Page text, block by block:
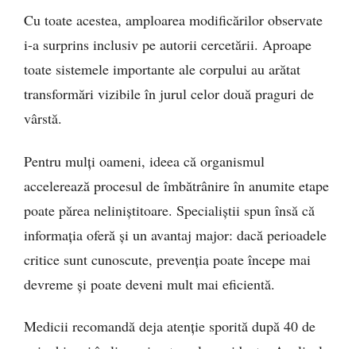
Cu toate acestea, amploarea modificărilor observate
i-a surprins inclusiv pe autorii cercetării. Aproape
toate sistemele importante ale corpului au arătat
transformări vizibile în jurul celor două praguri de
vârstă.
Pentru mulți oameni, ideea că organismul
accelerează procesul de îmbătrânire în anumite etape
poate părea neliniștitoare. Specialiștii spun însă că
informația oferă și un avantaj major: dacă perioadele
critice sunt cunoscute, prevenția poate începe mai
devreme și poate deveni mult mai eficientă.
Medicii recomandă deja atenție sporită după 40 de